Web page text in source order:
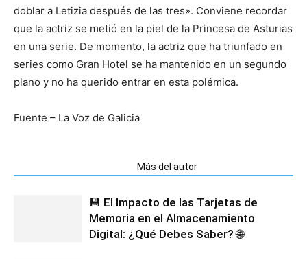
doblar a Letizia después de las tres». Conviene recordar
que la actriz se metió en la piel de la Princesa de Asturias
en una serie. De momento, la actriz que ha triunfado en
series como Gran Hotel se ha mantenido en un segundo
plano y no ha querido entrar en esta polémica.
Fuente – La Voz de Galicia
Más del autor
💾 El Impacto de las Tarjetas de
Memoria en el Almacenamiento
Digital: ¿Qué Debes Saber? 🌐